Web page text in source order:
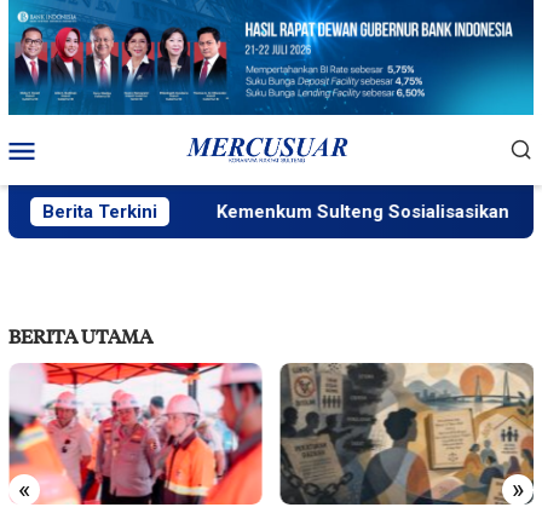
Loncat
konten
Mobile
Berita Terkini Kemenkum Sulteng Sosialisasikan
BERITA UTAMA
« »